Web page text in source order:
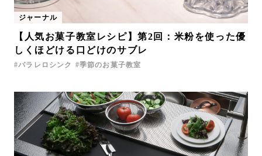
よくあるご質問
お問い合わせ
サポート
LANGUAGE :
JP
ジャーナル
【人気お菓子教室レシピ】第2回：米粉を使った優
しくほどける口どけのサブレ
パラレロシンク 季節のお菓子教室